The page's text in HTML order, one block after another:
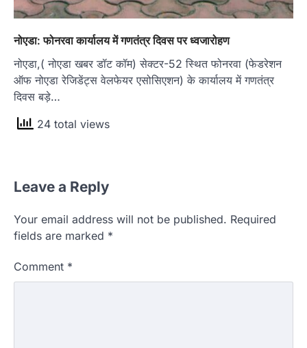
नोएडा: फोनरवा कार्यालय में गणतंत्र दिवस पर ध्वजारोहण
नोएडा,( नोएडा खबर डॉट कॉम) सेक्टर-52 स्थित फोनरवा (फेडरेशन
ऑफ नोएडा रेजिडेंट्स वेलफेयर एसोसिएशन) के कार्यालय में गणतंत्र
दिवस बड़े…
24 total views
Leave a Reply
Your email address will not be published. Required
fields are marked *
Comment *